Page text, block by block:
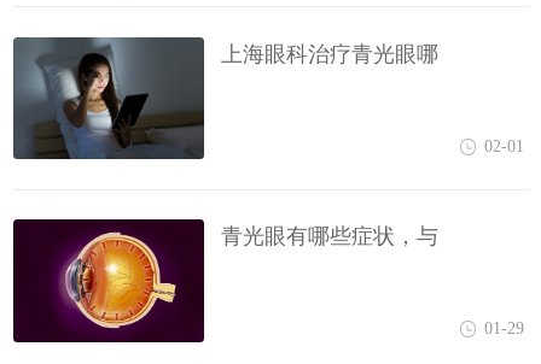
上海眼科治疗青光眼哪
02-01
青光眼有哪些症状，与
01-29